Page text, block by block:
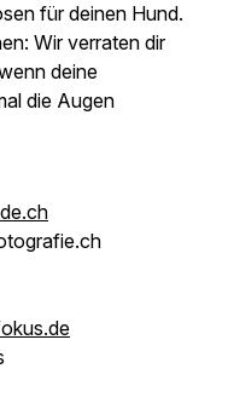
für deinen Hund.
Wir verraten dir
deine
die Augen